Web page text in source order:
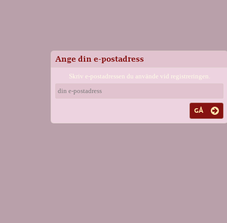
Ange din e-postadress
Skriv e-postadressen du använde vid registreringen.